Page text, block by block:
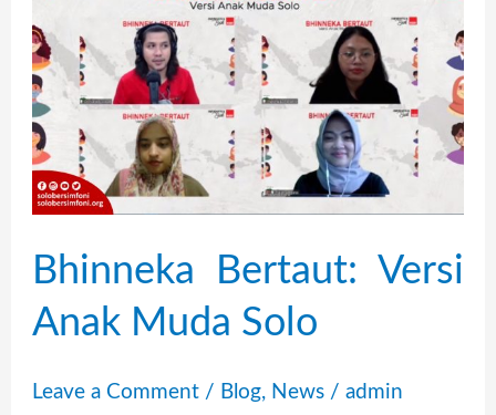
Bhinneka Bertaut: Versi
Anak Muda Solo
Leave a Comment / Blog, News/ admin
Bertaut:
Versi
Anak
Muda
Solo